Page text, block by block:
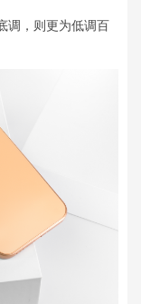
调，则更为低调百